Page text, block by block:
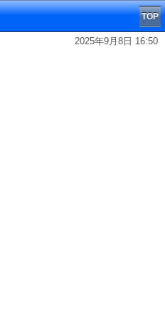
TOP
2025年9月8日 16:50